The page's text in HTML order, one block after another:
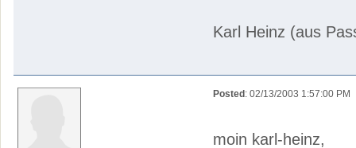
Karl Heinz (aus
Posted : 02/13/2003 1:57:00 PM
moin karl-heinz,